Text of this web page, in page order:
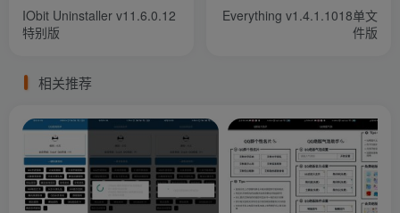
IObit Uninstaller v11.6.0.12
特别版
Everything v1.4.1.1018单文
件版
相关推荐